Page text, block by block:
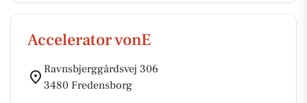
Accelerator vonE
Ravnsbjerggårdsvej 306
3480 Fredensborg